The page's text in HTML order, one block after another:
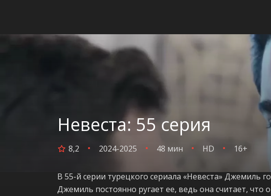
Невеста: 55 серия
8,2 2024-2025 48 мин HD 16+
В 55-й серии турецкого сериала «Невеста» Джемиль
Джемиль постоянно ругает ее, ведь она считает,